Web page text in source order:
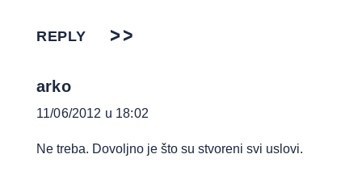
REPLY
arko
11/06/2012 u 18:02
Ne treba. Dovoljno je što su stvoreni svi uslovi.